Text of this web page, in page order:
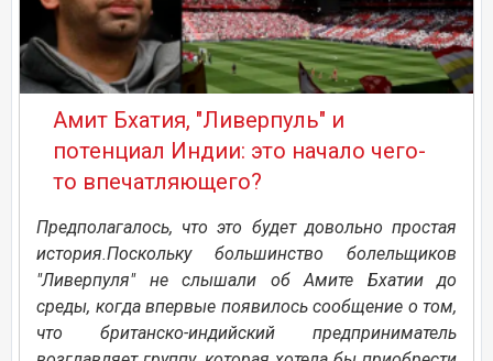
Амит Бхатия, "Ливерпуль" и
потенциал Индии: это начало чего-
то впечатляющего?
Предполагалось, что это будет довольно простая
история.Поскольку большинство болельщиков
"Ливерпуля" не слышали об Амите Бхатии до
среды, когда впервые появилось сообщение о том,
что британско-индийский предприниматель